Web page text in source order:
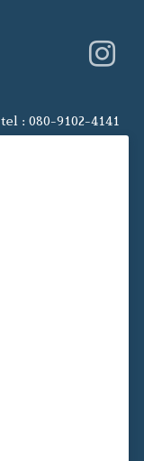
tel : 080-9102-4141